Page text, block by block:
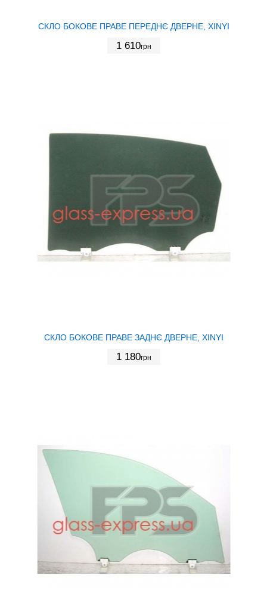
СКЛО БОКОВЕ ПРАВЕ ПЕРЕДНЄ ДВЕРНЕ, XINYI
1 610грн
СКЛО БОКОВЕ ПРАВЕ ЗАДНЄ ДВЕРНЕ, XINYI
1 180грн